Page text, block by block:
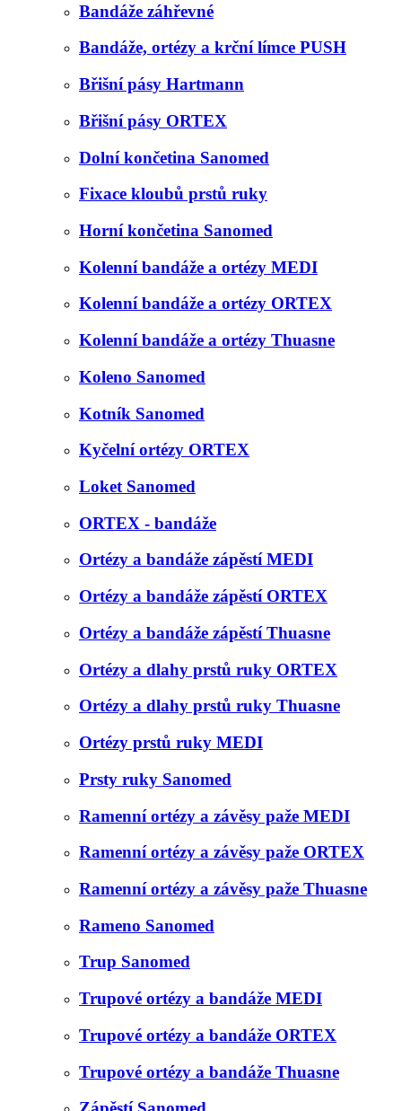
Bandáže záhřevné
Bandáže, ortézy a krční límce PUSH
Břišní pásy Hartmann
Břišní pásy ORTEX
Dolní končetina Sanomed
Fixace kloubů prstů ruky
Horní končetina Sanomed
Kolenní bandáže a ortézy MEDI
Kolenní bandáže a ortézy ORTEX
Kolenní bandáže a ortézy Thuasne
Koleno Sanomed
Kotník Sanomed
Kyčelní ortézy ORTEX
Loket Sanomed
ORTEX - bandáže
Ortézy a bandáže zápěstí MEDI
Ortézy a bandáže zápěstí ORTEX
Ortézy a bandáže zápěstí Thuasne
Ortézy a dlahy prstů ruky ORTEX
Ortézy a dlahy prstů ruky Thuasne
Ortézy prstů ruky MEDI
Prsty ruky Sanomed
Ramenní ortézy a závěsy paže MEDI
Ramenní ortézy a závěsy paže ORTEX
Ramenní ortézy a závěsy paže Thuasne
Rameno Sanomed
Trup Sanomed
Trupové ortézy a bandáže MEDI
Trupové ortézy a bandáže ORTEX
Trupové ortézy a bandáže Thuasne